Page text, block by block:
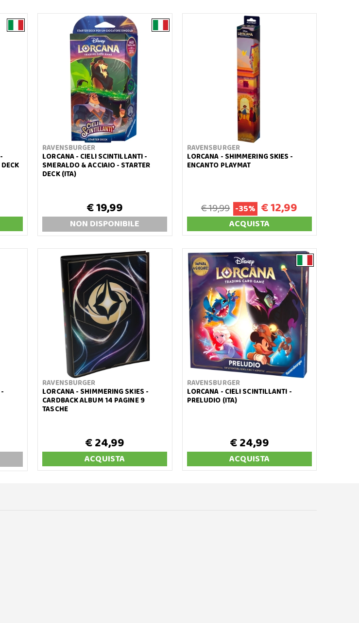
RAVENSBURGER
LORCANA - CIELI SCINTILLANTI -
SMERALDO & ACCIAIO - STARTER
DECK (ITA)
€ 19,99
NON DISPONIBILE
RAVENSBURGER
LORCANA - SHIMMERING SKIES -
ENCANTO PLAYMAT
€ 19,99 -35% € 12,99
ACQUISTA
RAVENSBURGER
LORCANA - SHIMMERING SKIES -
CARDBACK ALBUM 14 PAGINE 9
TASCHE
€ 24,99
ACQUISTA
RAVENSBURGER
LORCANA - CIELI SCINTILLANTI -
PRELUDIO (ITA)
€ 24,99
ACQUISTA